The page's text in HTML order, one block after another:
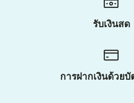
รับเงินสด
การฝากเงินด้วยบั